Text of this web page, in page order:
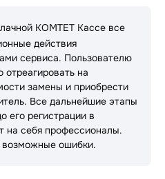
КОМТЕТ Кассе все
действия
сервиса. Пользователю
отреагировать на
замены и приобрести
Все дальнейшие этапы
его регистрации в
на себя профессионалы.
возможные ошибки.